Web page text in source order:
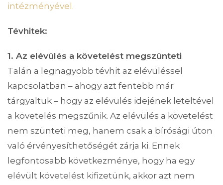
intézményével.
Tévhitek:
1. Az elévülés a követelést megszünteti
Talán a legnagyobb tévhit az elévüléssel
kapcsolatban – ahogy azt fentebb már
tárgyaltuk – hogy az elévülés idejének leteltével
a követelés megszűnik. Az elévülés a követelést
nem szünteti meg, hanem csak a bírósági úton
való érvényesíthetőségét zárja ki. Ennek
legfontosabb következménye, hogy ha egy
elévült követelést kifizetünk, akkor azt nem